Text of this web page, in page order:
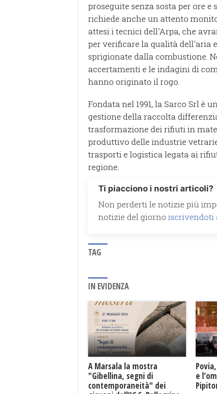
proseguite senza sosta per ore
richiede anche un attento
attesi i tecnici dell'Arpa, che
per verificare la qualità dell'aria
sprigionate dalla combustione.
accertamenti e le indagini di
hanno originato il rogo.
Fondata nel 1991, la Sarco Srl è
gestione della raccolta
trasformazione dei rifiuti in
produttivo delle industrie
trasporti e logistica legata ai
regione.
Ti piacciono i nostri articoli?
Non perderti le notizie più
notizie del giorno iscrivendoti
TAG
IN EVIDENZA
A Marsala la mostra
"Gibellina, segni di
contemporaneità" dei
e